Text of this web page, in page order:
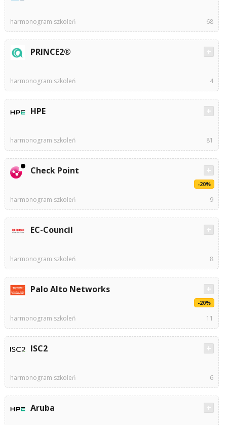
harmonogram szkoleń 68
PRINCE2®
harmonogram szkoleń 4
HPE
harmonogram szkoleń 81
Check Point
-20%
harmonogram szkoleń 9
EC-Council
harmonogram szkoleń 8
Palo Alto Networks
-20%
harmonogram szkoleń 11
ISC2
harmonogram szkoleń 6
Aruba